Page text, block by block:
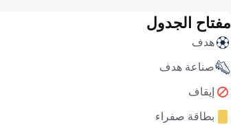
مفتاح الجدول
هدف
صناعة هدف
إيقاف
بطاقة صفراء